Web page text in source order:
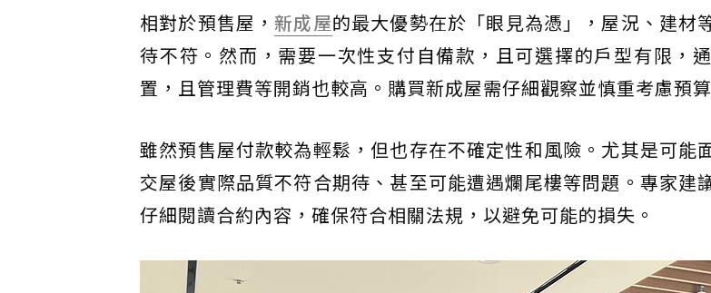
相對於預售屋， 新成屋的最大優勢在於「眼見為憑」，屋況、建材
待不符。然而，需要一次性支付自備款，且可選擇的戶型有限，
置，且管理費等開銷也較高。購買新成屋需仔細觀察並慎重考慮預算
雖然預售屋付款較為輕鬆，但也存在不確定性和風險。尤其是可能
交屋後實際品質不符合期待、甚至可能遭遇爛尾樓等問題。專家建
仔細閱讀合約內容，確保符合相關法規，以避免可能的損失。